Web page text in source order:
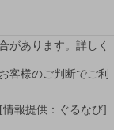
があります。詳しく
客様のご判断でご利
[情報提供：ぐるなび]